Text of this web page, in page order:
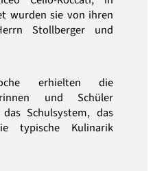
wurden sie von ihren
Stollberger und
erhielten die
und Schüler
Schulsystem, das
typische Kulinarik